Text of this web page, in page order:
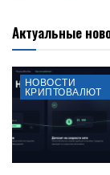
Актуальные
НОВОСТИ
КРИПТОВАЛЮТ